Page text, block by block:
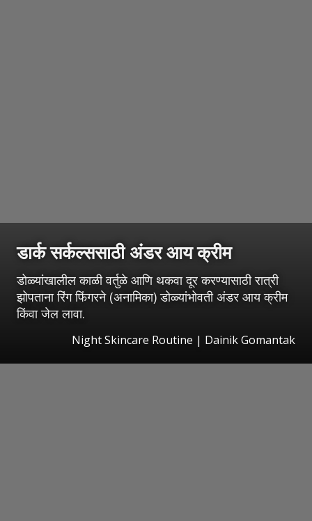
डार्क सर्कल्ससाठी अंडर आय क्रीम
डोळ्यांखालील काळी वर्तुळे आणि थकवा दूर करण्यासाठी रात्री
झोपताना रिंग फिंगरने (अनामिका) डोळ्यांभोवती अंडर आय क्रीम
किंवा जेल लावा.
Night Skincare Routine | Dainik Gomantak